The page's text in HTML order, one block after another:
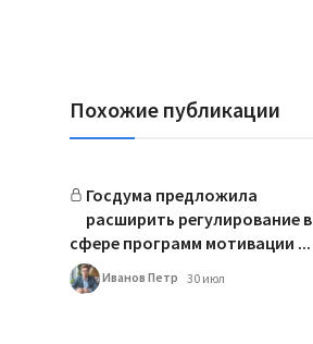
Похожие публикации
Госдума предложила
расширить регулирование в
сфере программ мотивации ...
Иванов Петр 30 июл